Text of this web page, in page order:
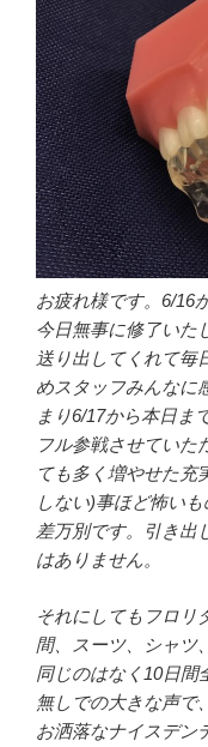
お疲れ様です。6/16
今日無事に修了いた
送り出してくれて毎
めスタッフみんなに
まり6/17から本日ま
フル参戦させていた
ても多く増やせた充
しない)事ほど怖い
差万別です。引き出
はありません。
それにしてもフロリ
間、スーツ、シャツ
同じのはなく10日間
無しでの大きな声で
お洒落なナイスデン